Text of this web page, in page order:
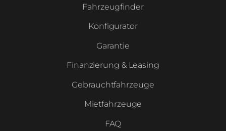
Fahrzeugfinder
Konfigurator
Garantie
Finanzierung & Leasing
Gebrauchtfahrzeuge
Mietfahrzeuge
FAQ